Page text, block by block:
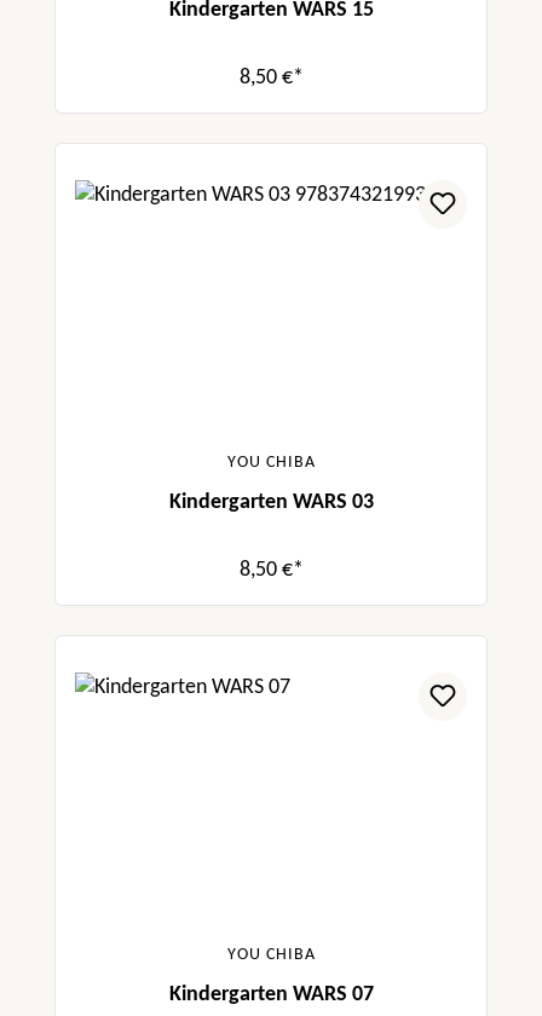
Kindergarten WARS 15
8,50 €*
YOU CHIBA
Kindergarten WARS 03
8,50 €*
YOU CHIBA
Kindergarten WARS 07